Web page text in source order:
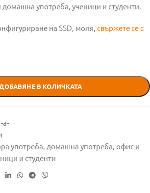
употреба, ученици и студенти.
на SSD, моля, свържете се с
В КОЛИЧКАТА
а-
употреба, домашна употреба, офис и
и студенти